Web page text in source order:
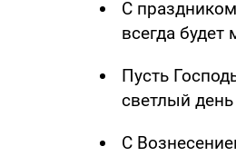
С
всегда
Пусть
светлый
С